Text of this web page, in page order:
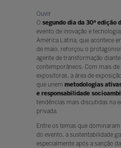
Ouvir
O segundo dia da 30ª edição
evento de inovação e
América Latina, que acontece
de maio, reforçou o
agente de transformação
contemporâneos. Com mais
expositoras, a área de
que unem metodologias
e responsabilidade
tendências mais discutidas na
privada.
Entre os temas que
do evento, a sustentabilidade
especialmente após a sanção